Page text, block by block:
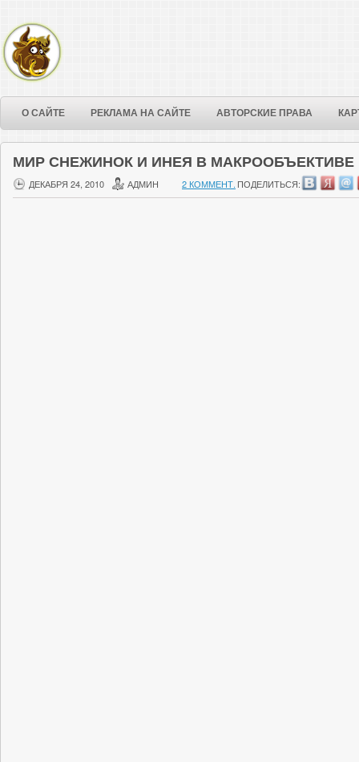
О САЙТЕ РЕКЛАМА НА САЙТЕ АВТОРСКИЕ ПРАВА
МИР СНЕЖИНОК И ИНЕЯ В МАКРООБЪЕКТИВЕ
ДЕКАБРЯ 24, 2010 АДМИН 2 КОММЕНТ. ПОДЕЛИТЬСЯ: